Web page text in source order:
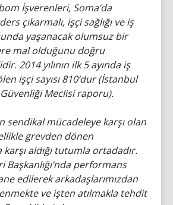
İşverenleri, Soma’da
çıkarmalı, işçi sağlığı ve iş
yaşanacak olumsuz bir
mal olduğunu doğru
2014 yılının ilk 5 ayında iş
işçi sayısı 810’dur (İstanbul
Güvenliği Meclisi raporu).
sendikal mücadeleye karşı olan
grevden dönen
karşı aldığı tutumla ortadadır.
performans
edilerek arkadaşlarımızdan
ve işten atılmakla tehdit